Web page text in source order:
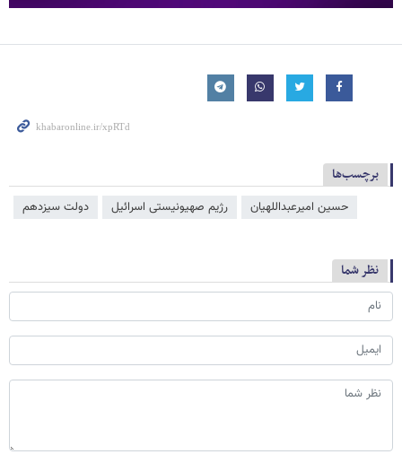
برچسب‌ها
حسین امیرعبداللهیان رژیم صهیونیستی اسرائیل دولت سیزدهم
نظر شما